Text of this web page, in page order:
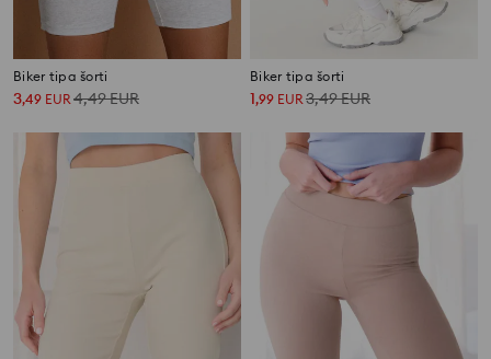
Biker tipa šorti
3,49 EUR 4,49EUR
Biker tipa šorti
1,99 EUR 3,49EUR